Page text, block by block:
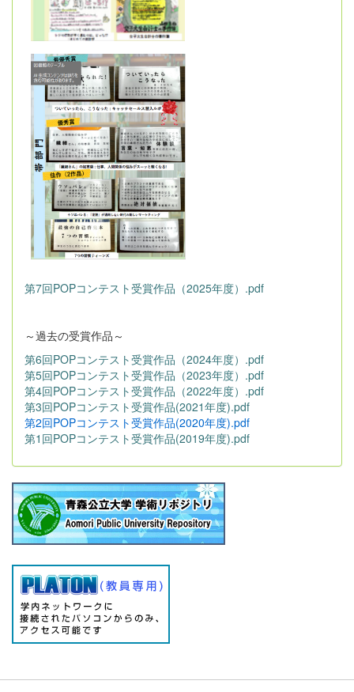
第7回POPコンテスト受賞作品（2025年度）.pdf
～過去の受賞作品～
第6回POPコンテスト受賞作品（2024年度）.pdf
第5回POPコンテスト受賞作品（2023年度）.pdf
第4回POPコンテスト受賞作品（2022年度）.pdf
第3回POPコンテスト受賞作品(2021年度).pdf
第2回POPコンテスト受賞作品(2020年度).pdf
第1回POPコンテスト受賞作品(2019年度).pdf